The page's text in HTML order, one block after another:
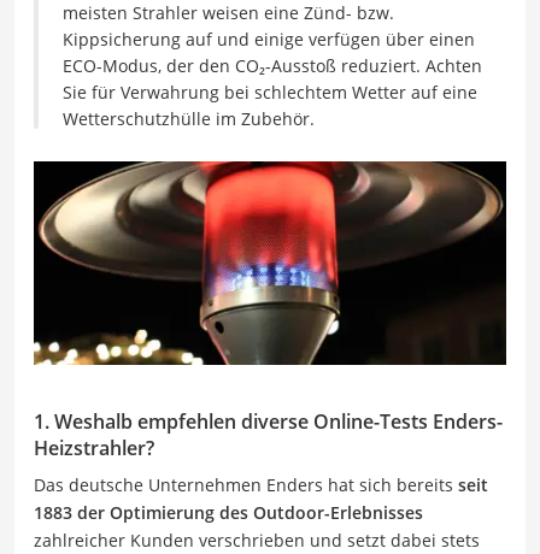
meisten Strahler weisen eine Zünd- bzw.
Kippsicherung auf und einige verfügen über einen
ECO-Modus, der den CO₂-Ausstoß reduziert. Achten
Sie für Verwahrung bei schlechtem Wetter auf eine
Wetterschutzhülle im Zubehör.
1. Weshalb empfehlen diverse Online-Tests Enders-
Heizstrahler?
Das deutsche Unternehmen Enders hat sich bereits seit
1883 der Optimierung des Outdoor-Erlebnisses
zahlreicher Kunden verschrieben und setzt dabei stets